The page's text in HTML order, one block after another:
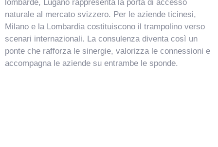
lombarde, Lugano rappresenta la porta di accesso
naturale al mercato svizzero. Per le aziende ticinesi,
Milano e la Lombardia costituiscono il trampolino verso
scenari internazionali. La consulenza diventa così un
ponte che rafforza le sinergie, valorizza le connessioni e
accompagna le aziende su entrambe le sponde.